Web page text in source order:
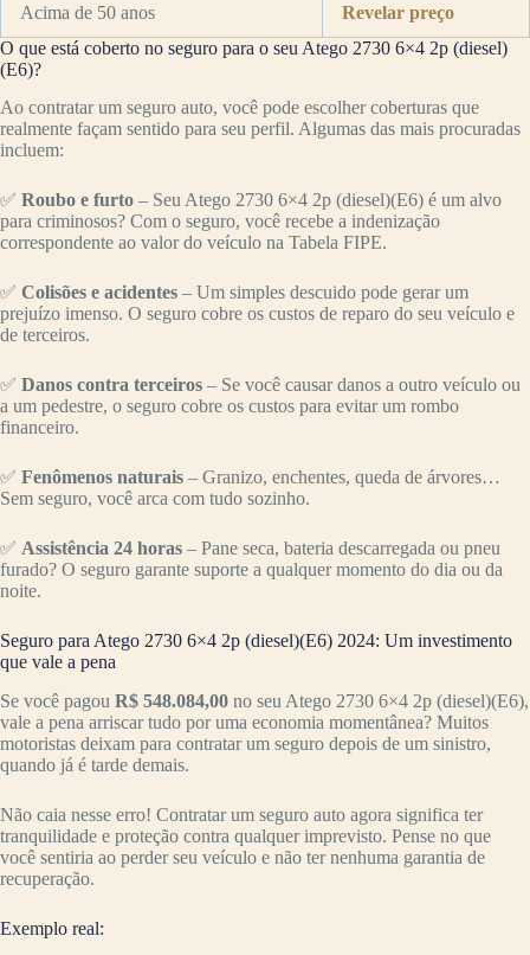
Acima de 50 anos
Revelar preço
O que está coberto no seguro para o seu Atego 2730 6×4 2p (diesel)
(E6)?
Ao contratar um seguro auto, você pode escolher coberturas que
realmente façam sentido para seu perfil. Algumas das mais procuradas
incluem:
✅ Roubo e furto – Seu Atego 2730 6×4 2p (diesel)(E6) é um alvo
para criminosos? Com o seguro, você recebe a indenização
correspondente ao valor do veículo na Tabela FIPE.
✅ Colisões e acidentes – Um simples descuido pode gerar um
prejuízo imenso. O seguro cobre os custos de reparo do seu veículo e
de terceiros.
✅ Danos contra terceiros – Se você causar danos a outro veículo ou
a um pedestre, o seguro cobre os custos para evitar um rombo
financeiro.
✅ Fenômenos naturais – Granizo, enchentes, queda de árvores…
Sem seguro, você arca com tudo sozinho.
✅ Assistência 24 horas – Pane seca, bateria descarregada ou pneu
furado? O seguro garante suporte a qualquer momento do dia ou da
noite.
Seguro para Atego 2730 6×4 2p (diesel)(E6) 2024: Um investimento
que vale a pena
Se você pagou R$ 548.084,00 no seu Atego 2730 6×4 2p (diesel)(E6),
vale a pena arriscar tudo por uma economia momentânea? Muitos
motoristas deixam para contratar um seguro depois de um sinistro,
quando já é tarde demais.
Não caia nesse erro! Contratar um seguro auto agora significa ter
tranquilidade e proteção contra qualquer imprevisto. Pense no que
você sentiria ao perder seu veículo e não ter nenhuma garantia de
recuperação.
Exemplo real: